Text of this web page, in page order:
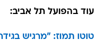
עוד בהפועל תל אביב:
טוטו תמוז: "מרגיש